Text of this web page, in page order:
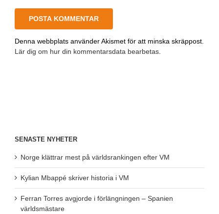
Denna webbplats använder Akismet för att minska skräppost.
Lär dig om hur din kommentarsdata bearbetas
SENASTE NYHETER
Norge klättrar mest på världsrankingen efter VM
Kylian Mbappé skriver historia i VM
Ferran Torres avgjorde i förlängningen – Spanien
världsmästare